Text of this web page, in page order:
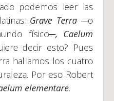
podemos leer las
Grave Terra ─o
físico─, Caelum
decir esto? Pues
hallamos los cuatro
Por eso Robert
elementare.